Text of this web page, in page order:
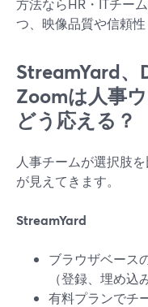
方法ならHR・ITチー
つ、映像品質や信頼
StreamYard、
Zoomは人事
どう応える？
人事チームが選択肢
が見えてきます。
StreamYard
ブラウザベース
（登録、埋め込
有料プランでチ